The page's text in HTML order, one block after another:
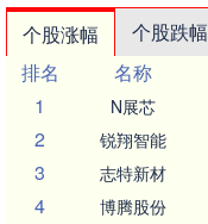
个股涨幅 个股跌幅
排名
名称
1
N展芯
2 锐翔智能
3 志特新材
4 博腾股份